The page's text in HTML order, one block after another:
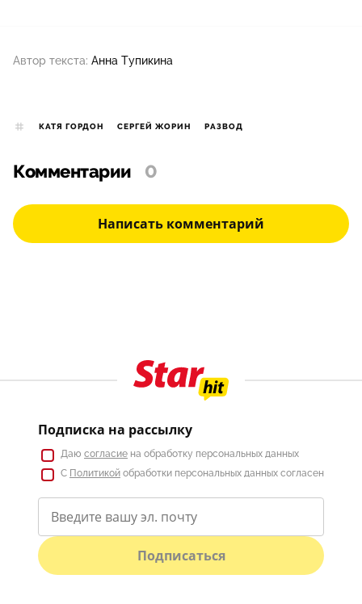
Автор текста: Анна Тупикина
КАТЯ ГОРДОН СЕРГЕЙ ЖОРИН РАЗВОД
Комментарии 0
Написать комментарий
Подписка на рассылку
Даю согласие на обработку персональных данных
С Политикой обработки персональных данных согласен
Подписаться